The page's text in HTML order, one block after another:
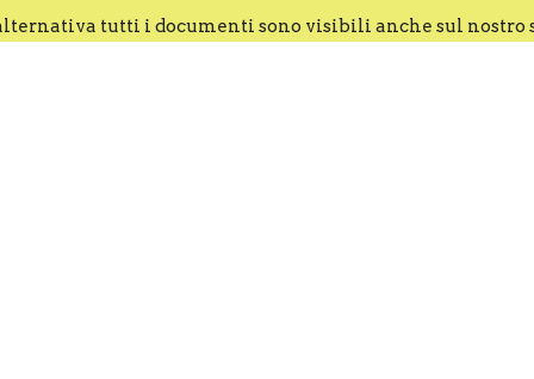
tutti i documenti sono visibili anche sul nostro